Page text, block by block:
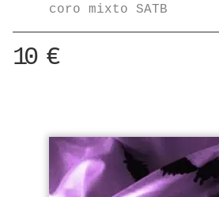
coro mixto SATB
10 €